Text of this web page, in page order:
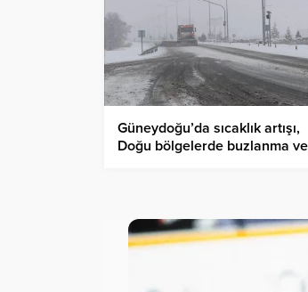
Güneydoğu’da sıcaklık artışı,
Doğu bölgelerde buzlanma ve